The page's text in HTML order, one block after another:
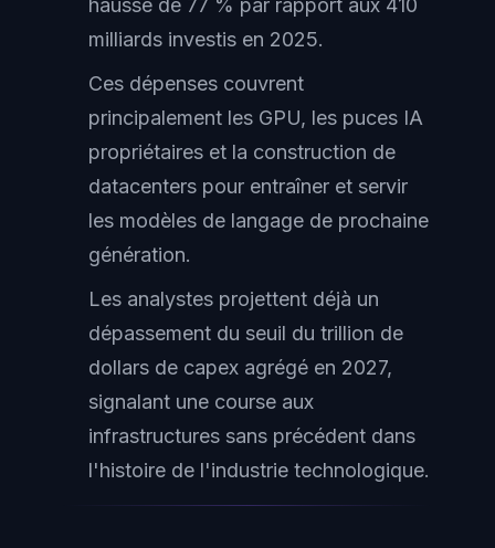
hausse de 77 % par rapport aux 410
milliards investis en 2025.
Ces dépenses couvrent
principalement les GPU, les puces IA
propriétaires et la construction de
datacenters pour entraîner et servir
les modèles de langage de prochaine
génération.
Les analystes projettent déjà un
dépassement du seuil du trillion de
dollars de capex agrégé en 2027,
signalant une course aux
infrastructures sans précédent dans
l'histoire de l'industrie technologique.